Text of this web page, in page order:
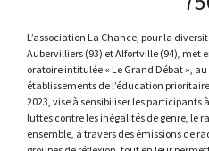
L’association La Chance, pour la
Aubervilliers (93) et Alfortville (94), met
oratoire intitulée « Le Grand Débat »,
établissements de l’éducation
2023, vise à sensibiliser les participants
luttes contre les inégalités de genre, le
ensemble, à travers des émissions de